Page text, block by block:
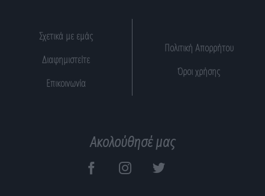
Σχετικά με εμάς
Διαφημιστείτε
Επικοινωνία
Πολιτική Απορρήτου
Όροι χρήσης
Ακολούθησέ μας